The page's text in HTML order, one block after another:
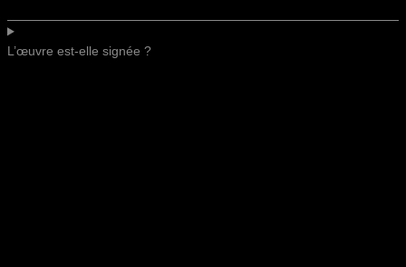
L’œuvre est-elle signée ?